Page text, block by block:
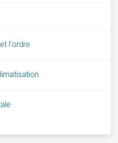
l'ordre